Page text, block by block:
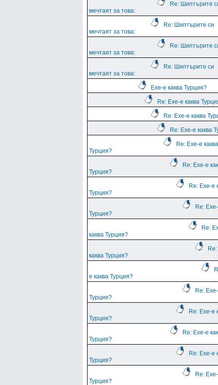
Re: Шиптърите
мечтаят за това:
Re: Шиптърите си
мечтаят за това:
Re: Шиптърите
мечтаят за това:
Re: Шиптърите си
мечтаят за това:
Ехе-е каква Турция?
Re: Ехе-е каква
Re: Ехе-е каква
Re: Ехе-е каква
Re: Ехе-е каква
Турция?
Re: Ехе-е
Турция?
Re: Ехе-е
Турция?
Re:
Турция?
Re:
каква Турция?
каква Турция?
е каква Турция?
Re:
Турция?
Re: Ехе-е
Турция?
Re: Ехе-е
Турция?
Re: Ехе-е
Турция?
Re:
Турция?